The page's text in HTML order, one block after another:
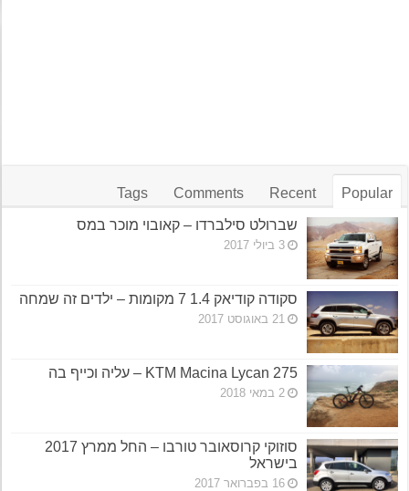
Popular
Recent
Comments
Tags
שברולט סילברדו – קאובוי מוכר במס
3 ביולי 2017
סקודה קודיאק 1.4 7 מקומות – ילדים זה שמחה
21 באוגוסט 2017
KTM Macina Lycan 275 – עליה וכייף בה
2 במאי 2018
סוזוקי קרוסאובר טורבו – החל ממרץ 2017
בישראל
16 בפברואר 2017